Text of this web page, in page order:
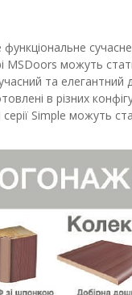
функціональне
MSDoors можуть
та
в різних
Simple можуть